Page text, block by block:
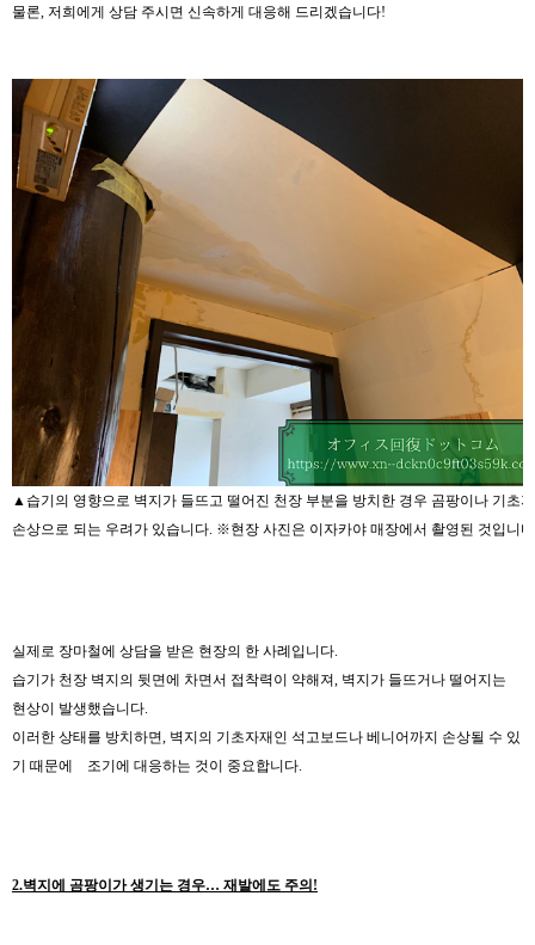
물론, 저희에게 상담 주시면 신속하게 대응해 드리겠습니다!
▲습기의 영향으로 벽지가 들뜨고 떨어진 천장 부분을 방치한 경우 곰팡이나 기초
손상으로 되는 우려가 있습니다. ※현장 사진은 이자카야 매장에서 촬영된 것입니
실제로 장마철에 상담을 받은 현장의 한 사례입니다.
습기가 천장 벽지의 뒷면에 차면서 접착력이 약해져, 벽지가 들뜨거나 떨어지는
현상이 발생했습니다.
이러한 상태를 방치하면, 벽지의 기초자재인 석고보드나 베니어까지 손상될 수 있
기 때문에 조기에 대응하는 것이 중요합니다.
2.벽지에 곰팡이가 생기는 경우… 재발에도 주의!